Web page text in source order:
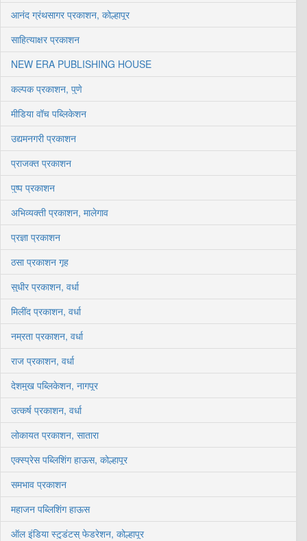
आनंद ग्रंथसागर प्रकाशन, कोल्हापूर
साहित्याक्षर प्रकाशन
NEW ERA PUBLISHING HOUSE
कल्पक प्रकाशन, पुणे
मीडिया वॉच पब्लिकेशन
उद्यमनगरी प्रकाशन
प्राजक्त प्रकाशन
पुष्प प्रकाशन
अभिव्यक्ती प्रकाशन, मालेगाव
प्रज्ञा प्रकाशन
ठसा प्रकाशन गृह
सुधीर प्रकाशन, वर्धा
मिलींद प्रकाशन, वर्धा
नम्रता प्रकाशन, वर्धा
राज प्रकाशन, वर्धा
देशमुख पब्लिकेशन, नागपूर
उत्कर्ष प्रकाशन, वर्धा
लोकायत प्रकाशन, सातारा
एक्स्प्रेस पब्लिशिंग हाऊस, कोल्हापूर
समभाव प्रकाशन
महाजन पब्लिशिंग हाऊस
ऑल इंडिया स्टुडंटस् फेडरेशन, कोल्हापूर